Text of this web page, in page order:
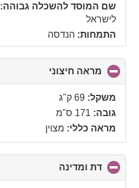
שם המוסד להשכלה גבוהה:
לישראל
התמחות: הנדסה
מראה חיצוני
to
משקל: 69 ק"ג
גובה: 171 ס"מ
מראה כללי: מצוין
דת ומדינה
to